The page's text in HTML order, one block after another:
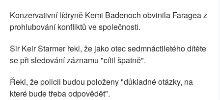
Konzervativní lídryně Kemi Badenoch obvinila Faragea z
prohlubování konfliktů ve společnosti.
Sir Keir Starmer řekl, že jako otec sedmnáctiletého dítěte
se při sledování záznamu "cítil špatně".
Řekl, že policii budou položeny "důkladné otázky, na
které bude třeba odpovědět".